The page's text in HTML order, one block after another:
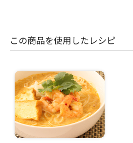
この商品を使用したレシピ